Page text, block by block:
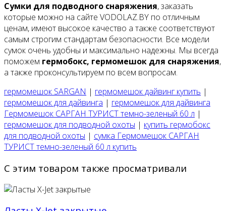
Сумки для подводного снаряжения, заказать
которые можно на сайте VODOLAZ.BY по отличным
ценам, имеют высокое качество а также соответствуют
самым строгим стандартам безопасности. Все модели
сумок очень удобны и максимально надежны. Мы всегда
поможем гермобокс, гермомешок для снаряжения,
а также проконсультируем по всем вопросам.
гермомешок SARGAN | гермомешок дайвинг купить |
гермомешок для дайвинга | гермомешок для дайвинга
Гермомешок САРГАН ТУРИСТ темно-зеленый 60 л |
гермомешок для подводной охоты | купить гермобокс
для подводной охоты | сумка Гермомешок САРГАН
ТУРИСТ темно-зеленый 60 л купить
С этим товаром также просматривали